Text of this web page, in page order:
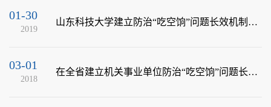
01-30
2019
山东科技大学建立防治“吃空饷”问题长效机制实施办法
03-01
2018
在全省建立机关事业单位防治“吃空饷”问题长效机制的通知